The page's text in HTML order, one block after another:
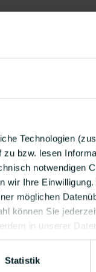
Technologien
bzw. lesen
notwendigen
wir Ihre
möglichen
können Sie
in unserer
Statistik
leben. Aber
heraus?